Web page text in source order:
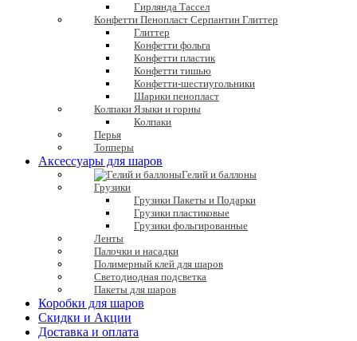
Гирлянда Тассел
Конфетти Пенопласт Серпантин Глиттер
Глиттер
Конфетти фольга
Конфетти пластик
Конфетти тишью
Конфетти-шестиугольники
Шарики пенопласт
Колпаки Языки и горны
Колпаки
Перья
Топперы
Аксессуары для шаров
Гелий и баллоны
Грузики
Грузики Пакеты и Подарки
Грузики пластиковые
Грузики фольгированные
Ленты
Палочки и насадки
Полимерный клей для шаров
Светодиодная подсветка
Пакеты для шаров
Коробки для шаров
Скидки и Акции
Доставка и оплата